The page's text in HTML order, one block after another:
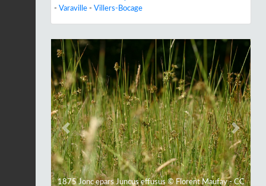
- Varaville - Villers-Bocage
1875 Jonc epars Juncus effusus © Florent Maufay - CC
Previous Next